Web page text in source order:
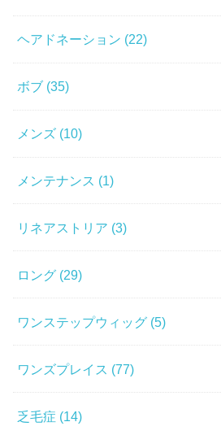
ヘアドネーション (22)
ボブ (35)
メンズ (10)
メンテナンス (1)
リネアストリア (3)
ロング (29)
ワンステップウィッグ (5)
ワンズプレイス (77)
乏毛症 (14)